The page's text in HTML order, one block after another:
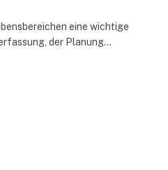
eine wichtige
der Planung…